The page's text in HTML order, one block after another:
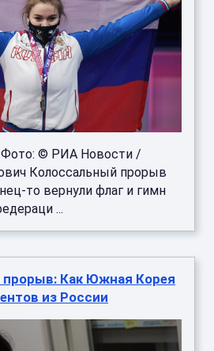
Фото: © РИА Новости /
Колоссальный прорыв
то вернули флаг и гимн
...
прорыв: Как Южная Корея
из России